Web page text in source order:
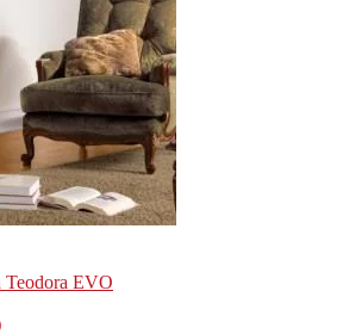
Teodora EVO